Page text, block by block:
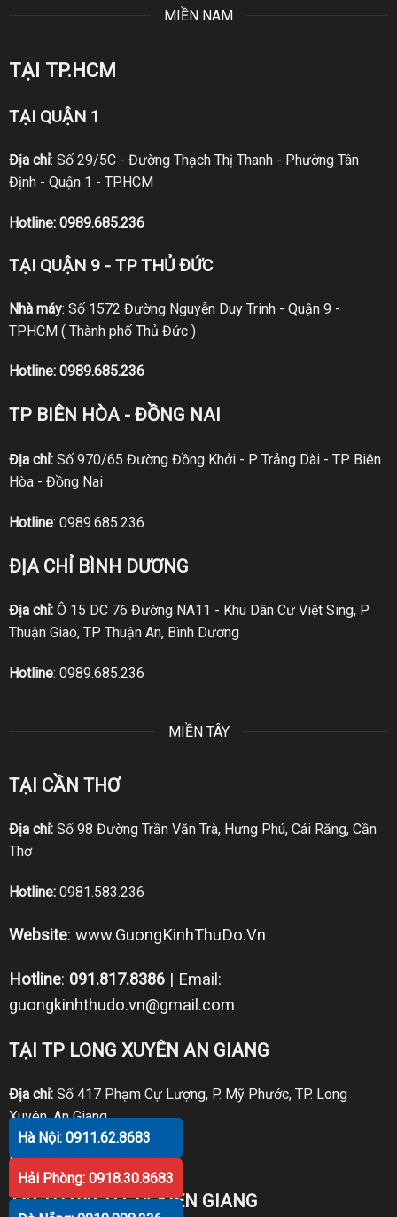
MIỀN NAM
TẠI TP.HCM
TẠI QUẬN 1
Địa chỉ: Số 29/5C - Đường Thạch Thị Thanh - Phường Tân
Định - Quận 1 - TP.HCM
Hotline: 0989.685.236
TẠI QUẬN 9 - TP THỦ ĐỨC
Nhà máy: Số 1572 Đường Nguyễn Duy Trinh - Quận 9 -
TPHCM ( Thành phố Thủ Đức )
Hotline: 0989.685.236
TP BIÊN HÒA - ĐỒNG NAI
Địa chỉ:Số 970/65 Đường Đồng Khởi - P Trảng Dài - TP Biên
Hòa - Đồng Nai
Hotline: 0989.685.236
ĐỊA CHỈ BÌNH DƯƠNG
Địa chỉ:Ô 15 DC 76 Đường NA11 - Khu Dân Cư Việt Sing, P
Thuận Giao, TP Thuận An, Bình Dương
Hotline: 0989.685.236
MIỀN TÂY
TẠI CẦN THƠ
Địa chỉ:Số 98 Đường Trần Văn Trà, Hưng Phú, Cái Răng, Cần
Thơ
Hotline: 0981.583.236
Website: www.GuongKinhThuDo.Vn
Hotline: 091.817.8386| Email:
guongkinhthudo.vn@gmail.com
TẠI TP LONG XUYÊN AN GIANG
Địa chỉ:Số 417 Phạm Cự Lượng, P. Mỹ Phước, TP. Long
Xuyên, An Giang
Hotline: 0919.998.236
TẠI TP RẠCH GIÁ KIÊN GIANG
Hà Nội: 0911.62.8683
Hải Phòng: 0918.30.8683